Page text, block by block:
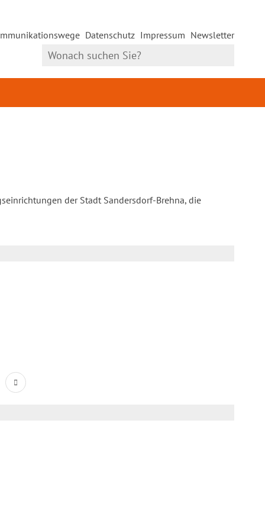
Datenschutz Impressum Newsletter
der Stadt Sandersdorf-Brehna, die